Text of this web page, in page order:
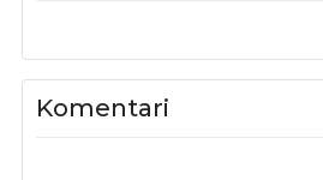
Komentari